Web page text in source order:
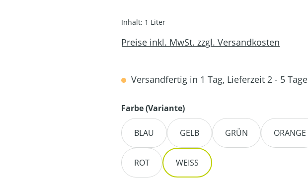
Inhalt: 1 Liter
Preise inkl. MwSt. zzgl. Versandkosten
Versandfertig in 1 Tag, Lieferzeit 2 - 5 Tage
Farbe (Variante)auswählen
BLAU GELB GRÜN ORANGE
ROT WEISS